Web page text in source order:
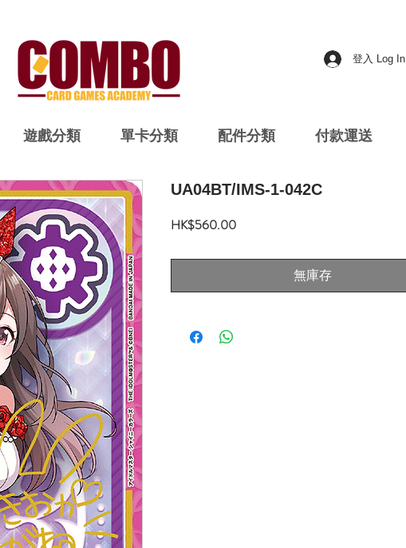
登入 Log In
遊戲分類 單卡分類 配件分類 付款運送
UA04BT/IMS-1-042C
HK$560.00價
無庫存